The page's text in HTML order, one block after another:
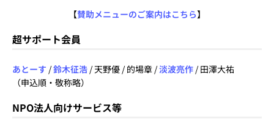
【賛助メニューのご案内はこちら】
超サポート会員
あとーす /鈴木征浩 / 天野優 / 的場章 /淡波亮作 / 田澤大祐
（申込順・敬称略）
NPO法人向けサービス等